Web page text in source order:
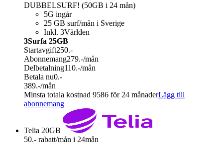
DUBBELSURF! (50GB i 24 mån)
5G ingår
25 GB surf/mån i Sverige
Inkl. 3Världen
3Surfa 25GB
Startavgift250.-
Abonnemang279.-/mån
Delbetalning110.-/mån
Betala nu0.-
389.-/mån
Minsta totala kostnad 9586 för 24 månaderLägg till
abonnemang
Telia 20GB
50.- rabatt/mån i 24mån